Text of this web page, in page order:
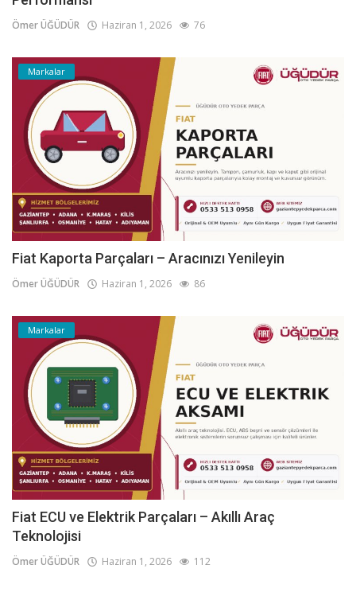
Ömer ÜĞÜDÜR Haziran 1, 2026 76
Markalar
Fiat Kaporta Parçaları – Aracınızı Yenileyin
Ömer ÜĞÜDÜR Haziran 1, 2026 86
Markalar
Fiat ECU ve Elektrik Parçaları – Akıllı Araç
Teknolojisi
Ömer ÜĞÜDÜR Haziran 1, 2026 112